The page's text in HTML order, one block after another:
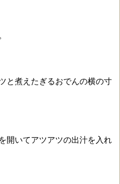
と煮えたぎるおでんの横の寸
開いてアツアツの出汁を入れ